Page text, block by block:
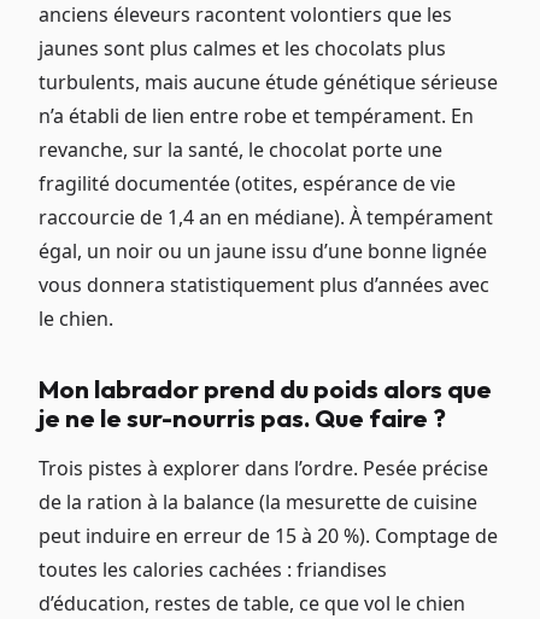
anciens éleveurs racontent volontiers que les
jaunes sont plus calmes et les chocolats plus
turbulents, mais aucune étude génétique sérieuse
n’a établi de lien entre robe et tempérament. En
revanche, sur la santé, le chocolat porte une
fragilité documentée (otites, espérance de vie
raccourcie de 1,4 an en médiane). À tempérament
égal, un noir ou un jaune issu d’une bonne lignée
vous donnera statistiquement plus d’années avec
le chien.
Mon labrador prend du poids alors que
je ne le sur-nourris pas. Que faire ?
Trois pistes à explorer dans l’ordre. Pesée précise
de la ration à la balance (la mesurette de cuisine
peut induire en erreur de 15 à 20 %). Comptage de
toutes les calories cachées : friandises
d’éducation, restes de table, ce que vol le chien